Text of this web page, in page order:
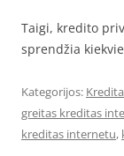
Taigi, kredito
sprendžia
Kategorijos:
greitas kreditas
kreditas internetu,